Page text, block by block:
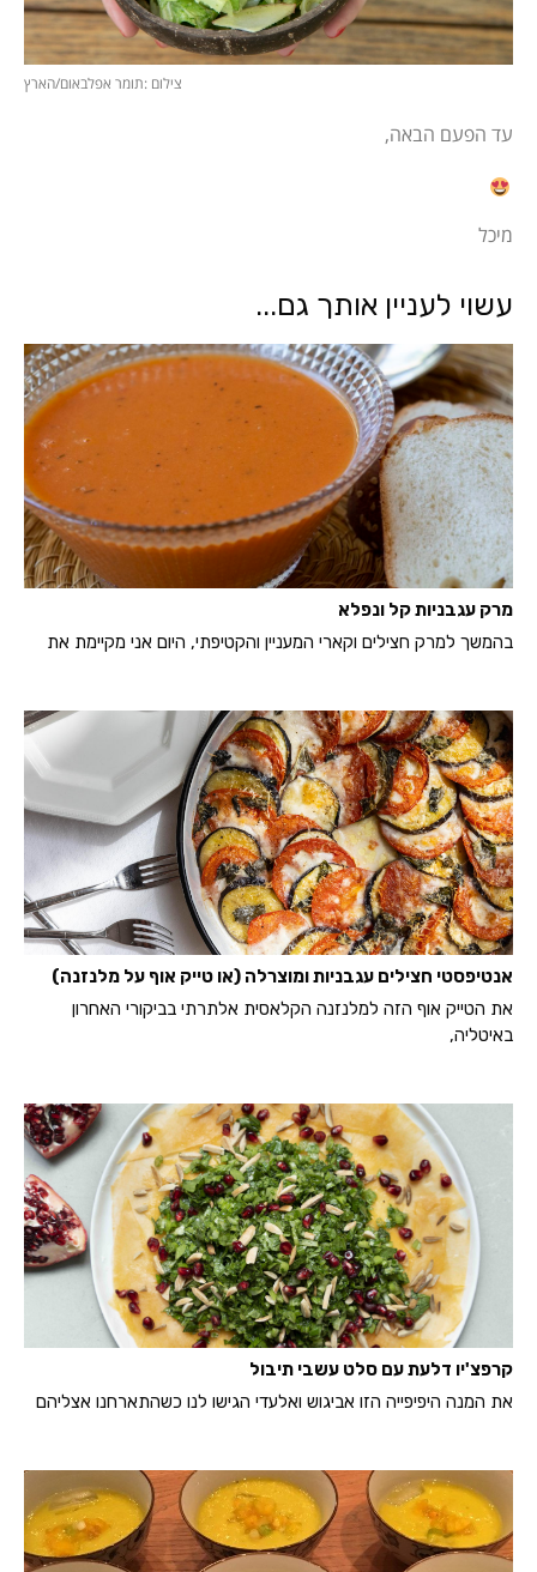
צילום :תומר אפלבאום/הארץ
עד הפעם הבאה,
מיכל
עשוי לעניין אותך גם...
מרק עגבניות קל ונפלא
בהמשך למרק חצילים וקארי המעניין והקטיפתי, היום אני מקיימת את
אנטיפסטי חצילים עגבניות ומוצרלה (או טייק אוף על מלנזנה)
את הטייק אוף הזה למלנזנה הקלאסית אלתרתי בביקורי האחרון
באיטליה,
קרפצ'יו דלעת עם סלט עשבי תיבול
את המנה היפיפייה הזו אביגוש ואלעדי הגישו לנו כשהתארחנו אצליהם